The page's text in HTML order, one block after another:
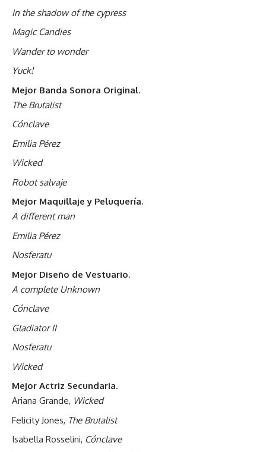
In the shadow of the cypress
Magic Candies
Wander to wonder
Yuck!
Mejor Banda Sonora Original.
The Brutalist
Cónclave
Emilia Pérez
Wicked
Robot salvaje
Mejor Maquillaje y Peluquería.
A different man
Emilia Pérez
Nosferatu
Mejor Diseño de Vestuario.
A complete Unknown
Cónclave
Gladiator II
Nosferatu
Wicked
Mejor Actriz Secundaria.
Ariana Grande, Wicked
Felicity Jones, The Brutalist
Isabella Rosselini, Cónclave